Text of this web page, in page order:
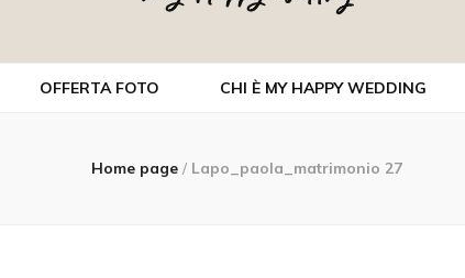
OFFERTA FOTO CHI È MY HAPPY WEDDING
Home page / Lapo_paola_matrimonio 27